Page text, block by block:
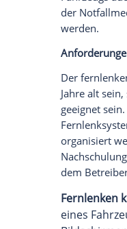
für
Die
dienen,
oder
Die
zählen: